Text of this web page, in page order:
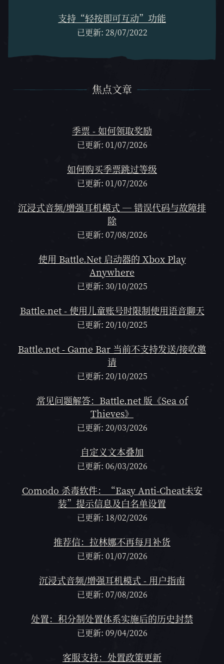
支持“轻按即可互动”功能
已更新: 28/07/2022
焦点文章
季票 - 如何领取奖励
已更新: 01/07/2026
如何购买季票跳过等级
已更新: 01/07/2026
沉浸式音频/增强耳机模式 — 错误代码与故障排
除
已更新: 07/08/2026
使用 Battle.Net 启动器的 Xbox Play
Anywhere
已更新: 30/10/2025
Battle.net - 使用儿童账号时限制使用语音聊天
已更新: 20/10/2025
Battle.net - Game Bar 当前不支持发送/接收邀
请
已更新: 20/10/2025
常见问题解答：Battle.net 版《Sea of
Thieves》
已更新: 20/03/2026
自定义文本叠加
已更新: 06/03/2026
Comodo 杀毒软件：“Easy Anti-Cheat未安
装”提示信息及白名单设置
已更新: 18/02/2026
推荐信：拉林娜不再每月补货
已更新: 01/07/2026
沉浸式音频/增强耳机模式 - 用户指南
已更新: 07/08/2026
处置：积分制处置体系实施后的历史封禁
已更新: 09/04/2026
客服支持：处置政策更新